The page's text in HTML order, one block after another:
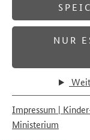
NUR
Impressum |
Ministerium